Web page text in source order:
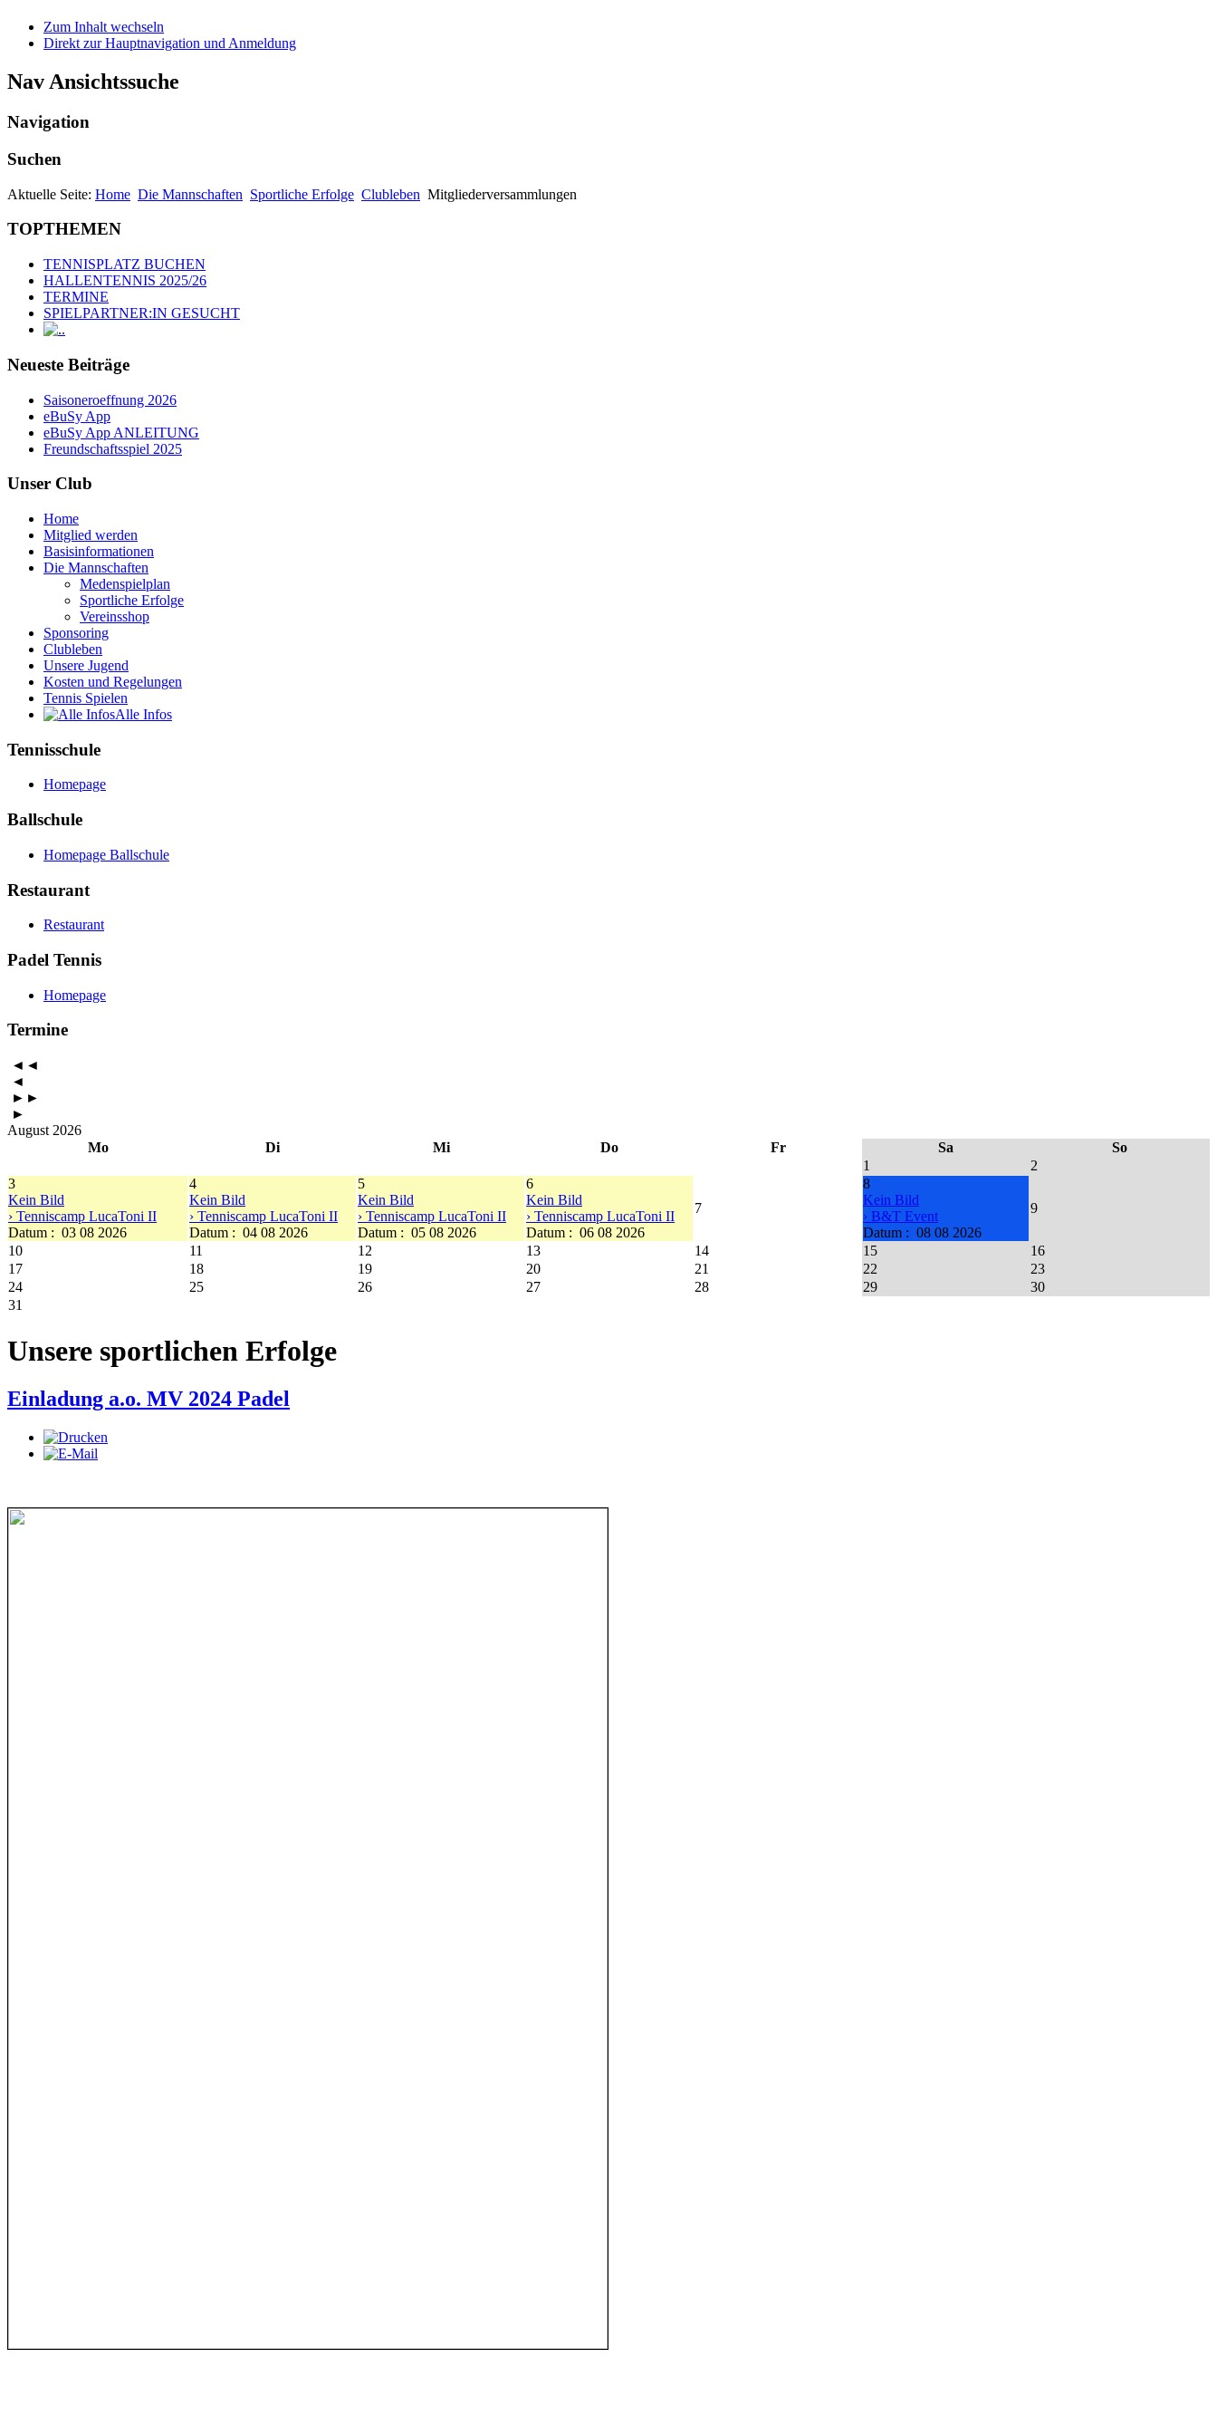
Zum Inhalt wechseln
Direkt zur Hauptnavigation und Anmeldung
Nav Ansichtssuche
Navigation
Suchen
Aktuelle Seite: Home Die Mannschaften Sportliche Erfolge Clubleben Mitgliederversammlungen
TOPTHEMEN
TENNISPLATZ BUCHEN
HALLENTENNIS 2025/26
TERMINE
SPIELPARTNER:IN GESUCHT
.
Neueste Beiträge
Saisoneroeffnung 2026
eBuSy App
eBuSy App ANLEITUNG
Freundschaftsspiel 2025
Unser Club
Home
Mitglied werden
Basisinformationen
Die Mannschaften
Medenspielplan
Sportliche Erfolge
Vereinsshop
Sponsoring
Clubleben
Unsere Jugend
Kosten und Regelungen
Tennis Spielen
Alle Infos
Tennisschule
Homepage
Ballschule
Homepage Ballschule
Restaurant
Restaurant
Padel Tennis
Homepage
Termine
◄◄
◄
►►
►
August 2026
Mo
Di Mi Do Fr Sa
So
1
2
3
Kein Bild
› Tenniscamp LucaToni II
Datum : 03 08 2026
4
Kein Bild
› Tenniscamp LucaToni II
Datum : 04 08 2026
5
Kein Bild
› Tenniscamp LucaToni II
Datum : 05 08 2026
6
Kein Bild
› Tenniscamp LucaToni II
Datum : 06 08 2026
7
8
Kein Bild
› B&T Event
Datum : 08 08 2026
9
10 11 12 13 14 15
16
17
18 19 20 21 22
23
24
25 26 27 28 29
30
31
Unsere sportlichen Erfolge
Einladung a.o. MV 2024 Padel